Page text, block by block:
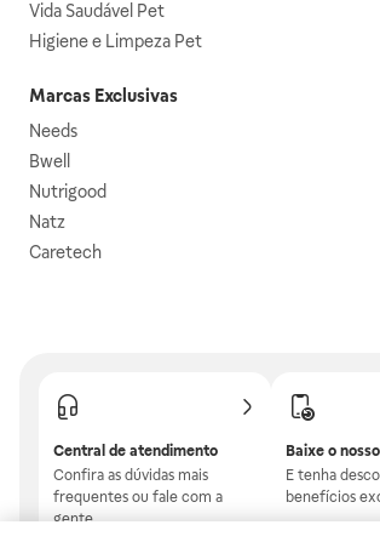
Vida Saudável Pet
Higiene e Limpeza Pet
Marcas Exclusivas
Needs
Bwell
Nutrigood
Natz
Caretech
Central de atendimento
Confira as dúvidas mais
frequentes ou fale com a
gente.
Baixe o
E tenha
benefícios